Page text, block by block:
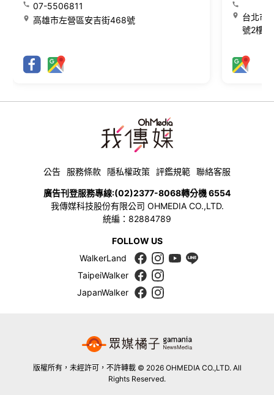
07-5506811
高雄市左營區安吉街468號
台北市
號2樓
公告 服務條款 隱私權政策 評鑑規範 聯絡客服
廣告刊登服務專線:(02)2377-8068轉分機 6554
我傳媒科技股份有限公司 OHMEDIA CO.,LTD.
統編：82884789
FOLLOW US
WalkerLand
TaipeiWalker
JapanWalker
版權所有，未經許可，不許轉載 © 2026 OHMEDIA CO.,LTD. All
Rights Reserved.